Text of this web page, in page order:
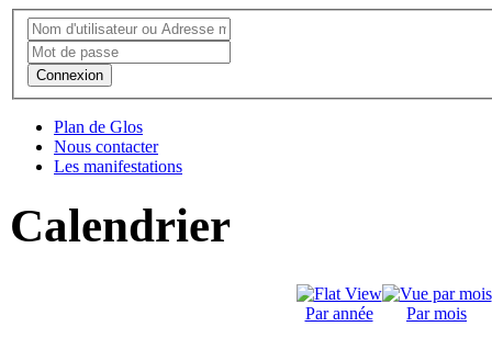
Connexion
Plan de Glos
Nous contacter
Les manifestations
Calendrier
Par année Par mois